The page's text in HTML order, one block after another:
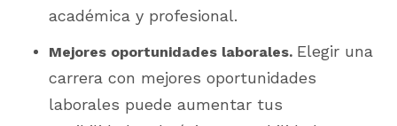
académica y profesional.
Mejores oportunidades laborales. Elegir una
carrera con mejores oportunidades
laborales puede aumentar tus